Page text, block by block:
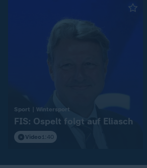
Sport | Wintersport
FIS: Ospelt folgt auf Eliasch
Video 1:40